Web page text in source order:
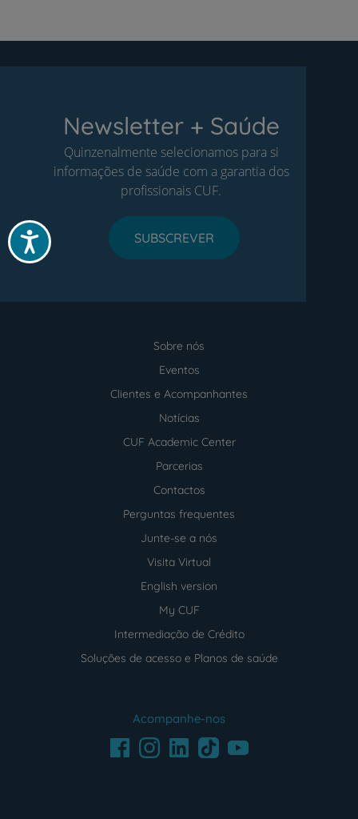
Acessibilidade
Newsletter + Saúde
Quinzenalmente selecionamos para si
informações de saúde com a garantia dos
profissionais CUF.
SUBSCREVER
Sobre nós
Eventos
Clientes e Acompanhantes
Notícias
CUF Academic Center
Parcerias
Contactos
Perguntas frequentes
Junte-se a nós
Visita Virtual
English version
My CUF
Intermediação de Crédito
Soluções de acesso e Planos de saúde
Acompanhe-nos
FacebookInstagramLinkedInTikTokYoutube